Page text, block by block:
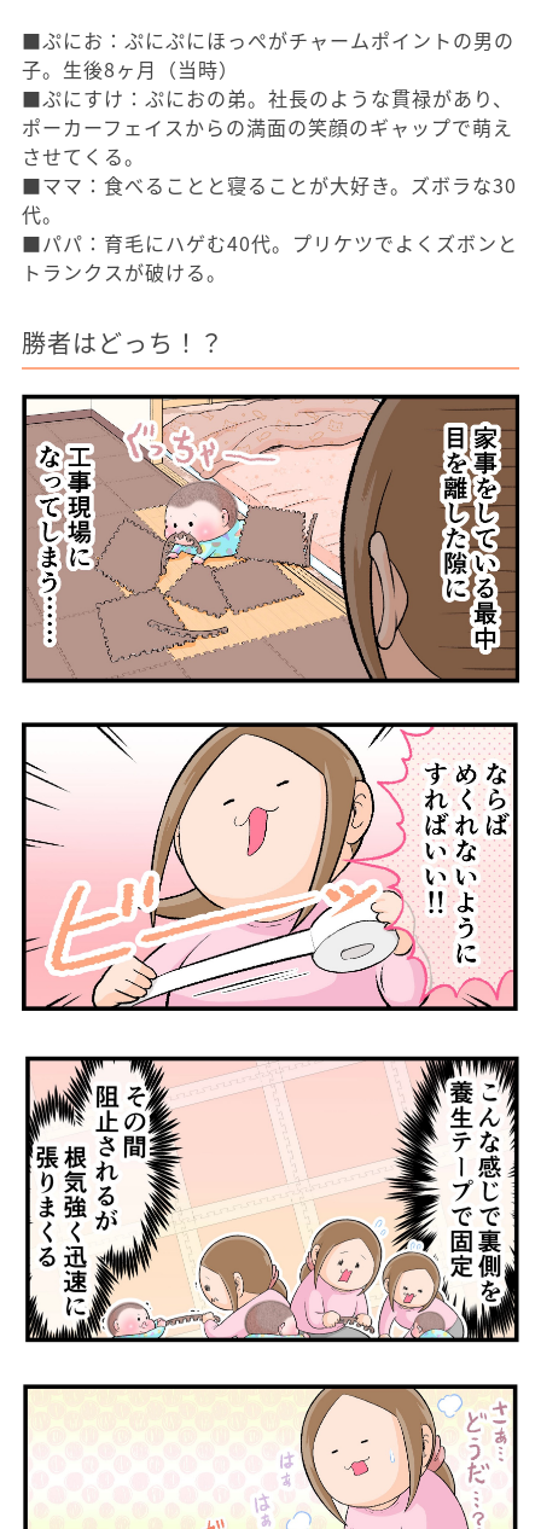
■ぷにお：ぷにぷにほっぺがチャームポイントの男の
子。生後8ヶ月（当時）
■ぷにすけ：ぷにおの弟。社長のような貫禄があり、
ポーカーフェイスからの満面の笑顔のギャップで萌え
させてくる。
■ママ：食べることと寝ることが大好き。ズボラな30
代。
■パパ：育毛にハゲむ40代。プリケツでよくズボンと
トランクスが破ける。
勝者はどっち！？